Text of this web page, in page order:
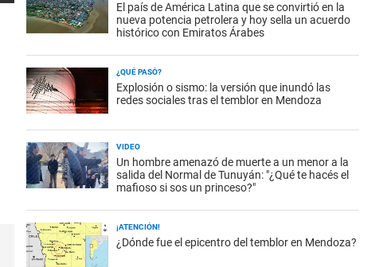
El país de América Latina que se convirtió en la
nueva potencia petrolera y hoy sella un acuerdo
histórico con Emiratos Árabes
¿QUÉ PASÓ?
Explosión o sismo: la versión que inundó las
redes sociales tras el temblor en Mendoza
VIDEO
Un hombre amenazó de muerte a un menor a la
salida del Normal de Tunuyán: "¿Qué te hacés el
mafioso si sos un princeso?"
¡ATENCIÓN!
¿Dónde fue el epicentro del temblor en Mendoza?